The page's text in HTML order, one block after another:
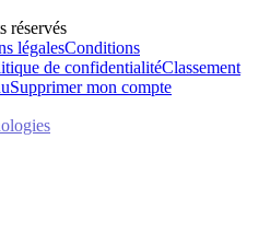
réservés
légalesConditions
de confidentialitéClassement
Supprimer mon compte